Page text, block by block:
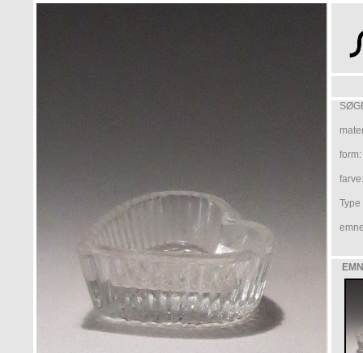
form:
farve:
Type